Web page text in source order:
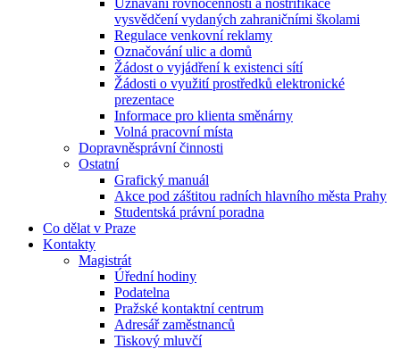
Uznávání rovnocennosti a nostrifikace
vysvědčení vydaných zahraničními školami
Regulace venkovní reklamy
Označování ulic a domů
Žádost o vyjádření k existenci sítí
Žádosti o využití prostředků elektronické
prezentace
Informace pro klienta směnárny
Volná pracovní místa
Dopravněsprávní činnosti
Ostatní
Grafický manuál
Akce pod záštitou radních hlavního města Prahy
Studentská právní poradna
Co dělat v Praze
Kontakty
Magistrát
Úřední hodiny
Podatelna
Pražské kontaktní centrum
Adresář zaměstnanců
Tiskový mluvčí